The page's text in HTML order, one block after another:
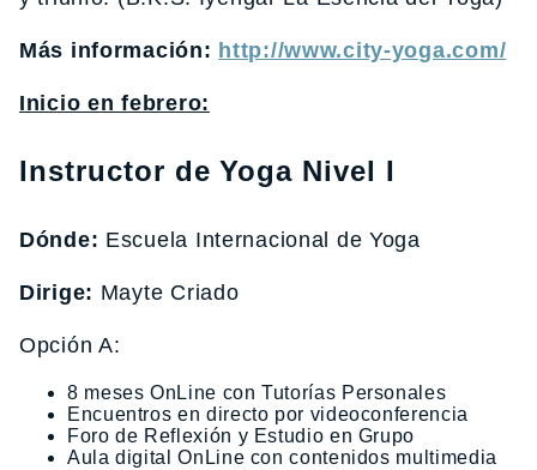
Más información: http://www.city-yoga.com/
Inicio en febrero:
Instructor de Yoga Nivel I
Dónde: Escuela Internacional de Yoga
Dirige: Mayte Criado
Opción A:
8 meses OnLine con Tutorías Personales
Encuentros en directo por videoconferencia
Foro de Reflexión y Estudio en Grupo
Aula digital OnLine con contenidos multimedia